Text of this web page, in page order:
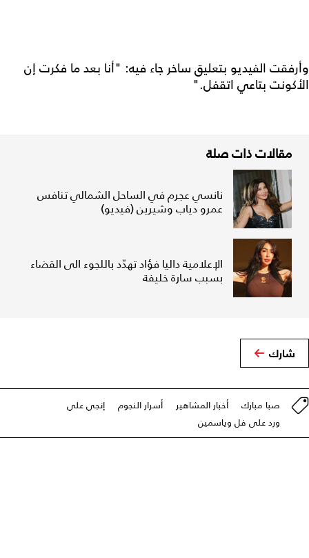
وأرفقت الفيديو بتعليق ساخر جاء فيه: "أنا بعد ما فكرت إن
الأكونت بتاعي اتقفل."
مقالات ذات صلة
نانسي عجرم في الساحل الشمالي تنافس
عمرو دياب وشيرين (فيديو)
الإعلامية داليا فؤاد تهدّد باللجوء الى القضاء
بسبب سارة خليفة
شارك
صبا مبارك أخبار المشاهير أسرار النجوم
إنجي علي
ورد على فل وياسمين